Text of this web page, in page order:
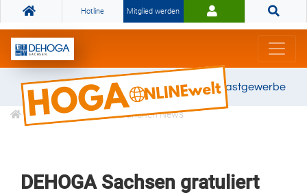
Hotline Mitglied werden
Gemeinsam stark für das Gastgewerbe
Informationen Branchen News
DEHOGA Sachsen gratuliert